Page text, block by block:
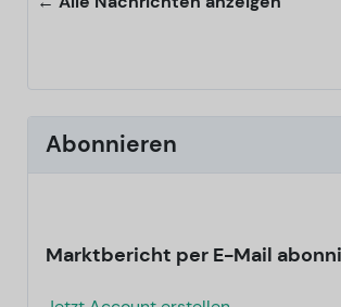
Abonnieren
Marktbericht per E-Mail